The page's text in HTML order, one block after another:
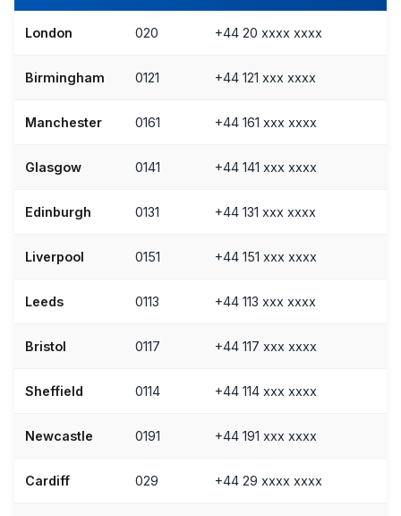
London 020 +44 20 xxxx xxxx
Birmingham 0121 +44 121 xxx xxxx
Manchester 0161 +44 161 xxx xxxx
Glasgow 0141 +44 141 xxx xxxx
Edinburgh 0131 +44 131 xxx xxxx
Liverpool 0151 +44 151 xxx xxxx
Leeds 0113 +44 113 xxx xxxx
Bristol 0117 +44 117 xxx xxxx
Sheffield 0114 +44 114 xxx xxxx
Newcastle 0191 +44 191 xxx xxxx
Cardiff 029 +44 29 xxxx xxxx